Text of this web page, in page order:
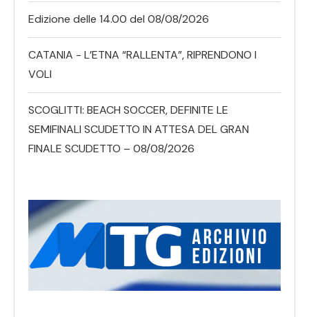
Edizione delle 14.00 del 08/08/2026
CATANIA - L’ETNA “RALLENTA”, RIPRENDONO I
VOLI
SCOGLITTI: BEACH SOCCER, DEFINITE LE
SEMIFINALI SCUDETTO IN ATTESA DEL GRAN
FINALE SCUDETTO – 08/08/2026